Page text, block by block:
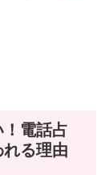
電話占
る理由